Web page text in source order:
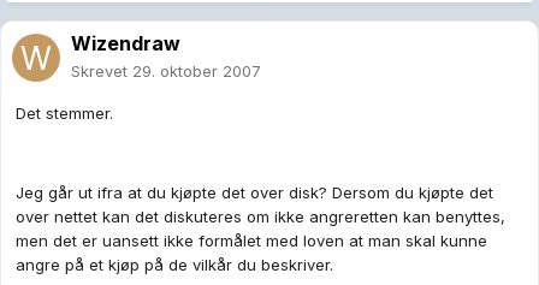
Wizendraw
Skrevet 29. oktober 2007
Det stemmer.
Jeg går ut ifra at du kjøpte det over disk? Dersom du kjøpte det
over nettet kan det diskuteres om ikke angreretten kan benyttes,
men det er uansett ikke formålet med loven at man skal kunne
angre på et kjøp på de vilkår du beskriver.